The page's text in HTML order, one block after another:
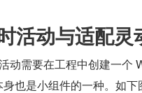
活动与适配灵
动需要在工程中创建一个
也是小组件的一种。如下